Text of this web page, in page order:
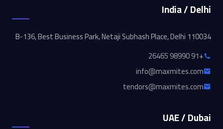
India / Delhi
B-136, Best Business Park, Netaji Subhash Place, Delhi 110034
+91 98990 26465
info@maxmites.com
tendors@maxmites.com
UAE / Dubai